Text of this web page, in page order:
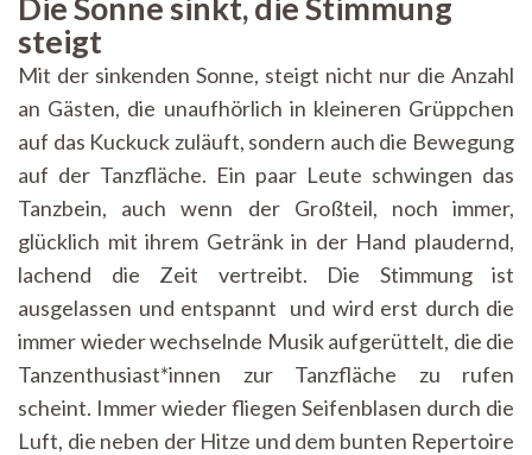
steigt
Mit der sinkenden Sonne, steigt nicht nur die Anzahl
an Gästen, die unaufhörlich in kleineren Grüppchen
auf das Kuckuck zuläuft, sondern auch die Bewegung
auf der Tanzfläche. Ein paar Leute schwingen das
Tanzbein, auch wenn der Großteil, noch immer,
glücklich mit ihrem Getränk in der Hand plaudernd,
lachend die Zeit vertreibt. Die Stimmung ist
ausgelassen und entspannt und wird erst durch die
immer wieder wechselnde Musik aufgerüttelt, die die
Tanzenthusiast*innen zur Tanzfläche zu rufen
scheint. Immer wieder fliegen Seifenblasen durch die
Luft, die neben der Hitze und dem bunten Repertoire